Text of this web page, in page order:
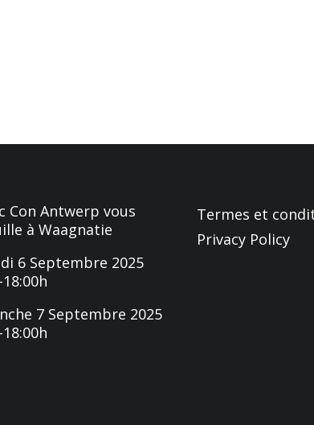
Con Antwerp vous
à Waagnatie
6 Septembre 2025
18:00h
7 Septembre 2025
18:00h
Termes et
Privacy Policy